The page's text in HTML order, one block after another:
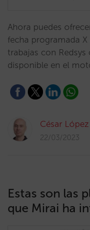
Ahora puedes
fecha programada X
trabajas con Redsys
disponible en el
César López
22/03/2023
Estas son las
que Mirai ha